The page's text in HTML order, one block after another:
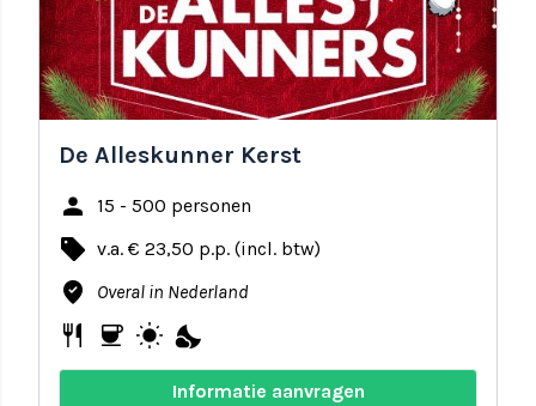
De Alleskunner Kerst
person 15 - 500 personen
local_offer v.a. € 23,50 p.p. (incl. btw)
where_to_vote Overal in Nederland
restaurant coffee wb_sunny nights_stay
Informatie aanvragen